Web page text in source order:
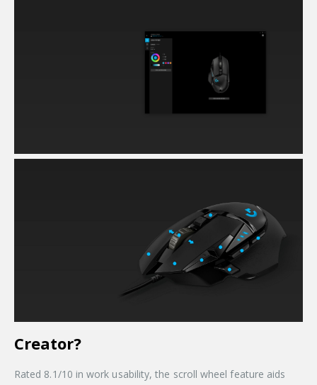
Creator?
Rated 8.1/10 in work usability, the scroll wheel feature aids